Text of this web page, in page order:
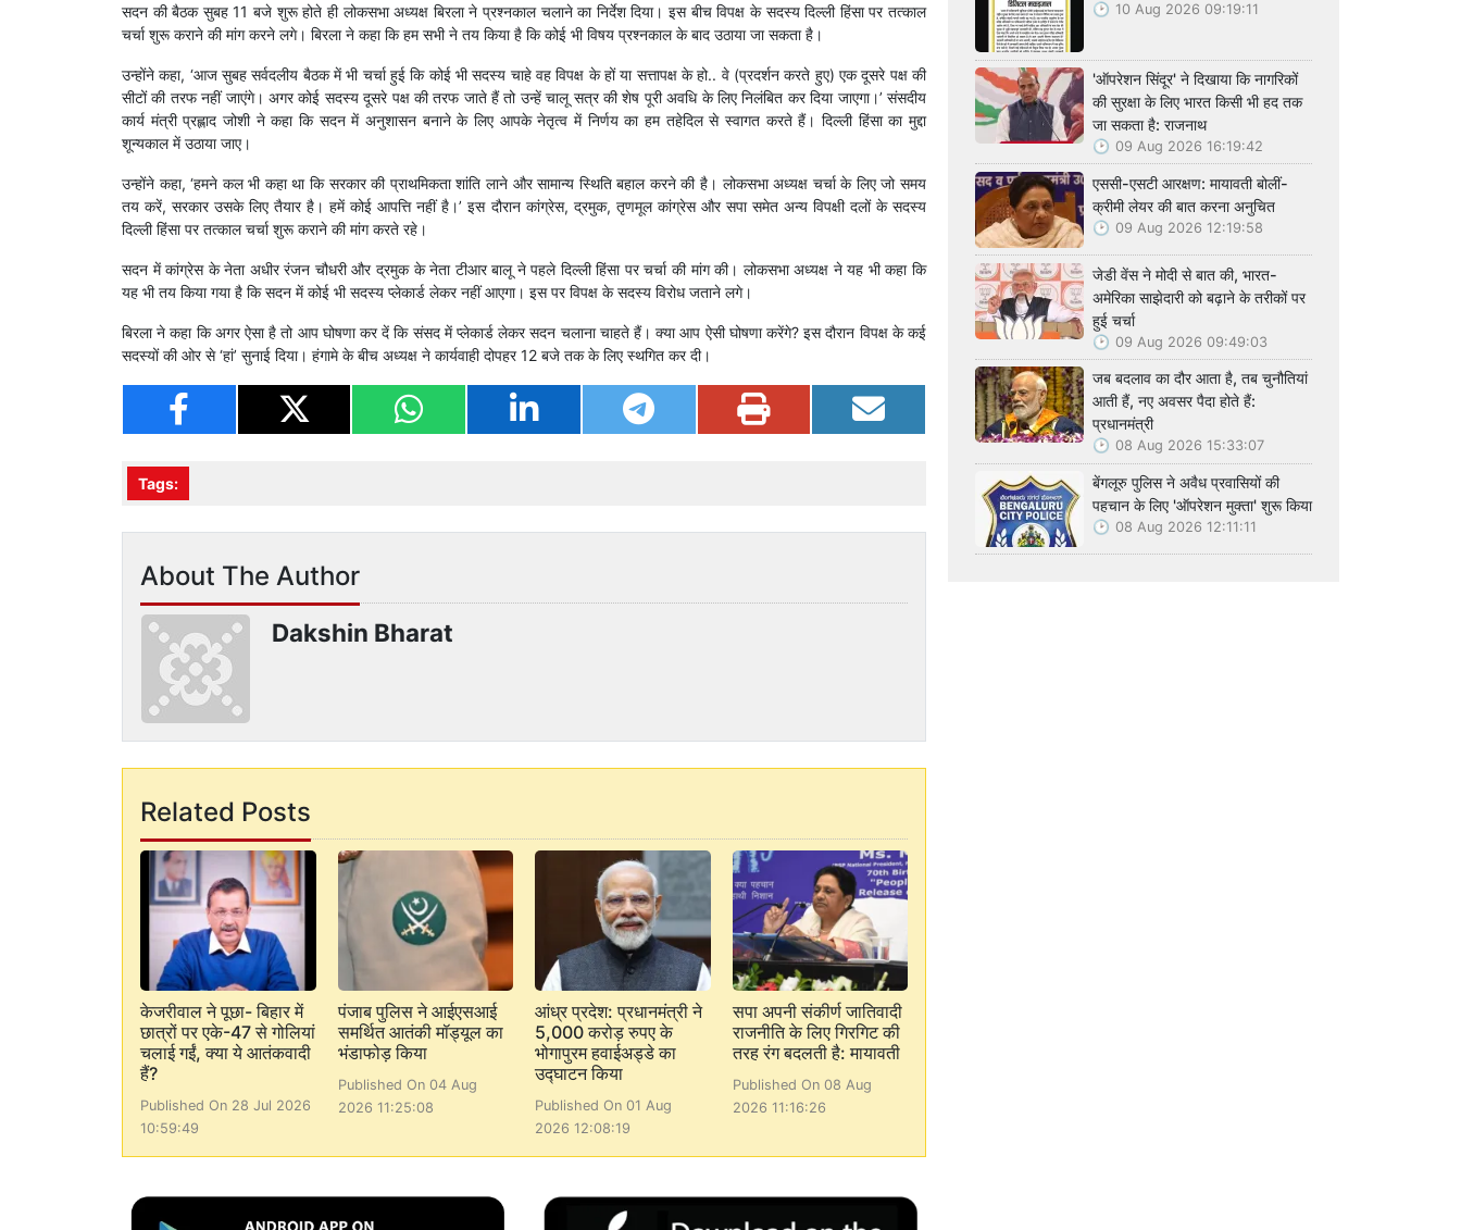
सदन की बैठक सुबह 11 बजे शुरू होते ही लोकसभा अध्यक्ष बिरला ने प्रश्नकाल चलाने का निर्देश दिया। इस बीच विपक्ष के सदस्य दिल्ली हिंसा पर तत्काल
चर्चा शुरू कराने की मांग करने लगे। बिरला ने कहा कि हम सभी ने तय किया है कि कोई भी विषय प्रश्नकाल के बाद उठाया जा सकता है।
उन्होंने कहा, ‘आज सुबह सर्वदलीय बैठक में भी चर्चा हुई कि कोई भी सदस्य चाहे वह विपक्ष के हों या सत्तापक्ष के हो.. वे (प्रदर्शन करते हुए) एक दूसरे पक्ष की
सीटों की तरफ नहीं जाएंगे। अगर कोई सदस्य दूसरे पक्ष की तरफ जाते हैं तो उन्हें चालू सत्र की शेष पूरी अवधि के लिए निलंबित कर दिया जाएगा।’ संसदीय
कार्य मंत्री प्रह्लाद जोशी ने कहा कि सदन में अनुशासन बनाने के लिए आपके नेतृत्व में निर्णय का हम तहेदिल से स्वागत करते हैं। दिल्ली हिंसा का मुद्दा
शून्यकाल में उठाया जाए।
उन्होंने कहा, ‘हमने कल भी कहा था कि सरकार की प्राथमिकता शांति लाने और सामान्य स्थिति बहाल करने की है। लोकसभा अध्यक्ष चर्चा के लिए जो समय
तय करें, सरकार उसके लिए तैयार है। हमें कोई आपत्ति नहीं है।’ इस दौरान कांग्रेस, द्रमुक, तृणमूल कांग्रेस और सपा समेत अन्य विपक्षी दलों के सदस्य
दिल्ली हिंसा पर तत्काल चर्चा शुरू कराने की मांग करते रहे।
सदन में कांग्रेस के नेता अधीर रंजन चौधरी और द्रमुक के नेता टीआर बालू ने पहले दिल्ली हिंसा पर चर्चा की मांग की। लोकसभा अध्यक्ष ने यह भी कहा कि
यह भी तय किया गया है कि सदन में कोई भी सदस्य प्लेकार्ड लेकर नहीं आएगा। इस पर विपक्ष के सदस्य विरोध जताने लगे।
बिरला ने कहा कि अगर ऐसा है तो आप घोषणा कर दें कि संसद में प्लेकार्ड लेकर सदन चलाना चाहते हैं। क्या आप ऐसी घोषणा करेंगे? इस दौरान विपक्ष के कई
सदस्यों की ओर से ‘हां’ सुनाई दिया। हंगामे के बीच अध्यक्ष ने कार्यवाही दोपहर 12 बजे तक के लिए स्थगित कर दी।
Tags:
About The Author
Dakshin Bharat
Related Posts
केजरीवाल ने पूछा- बिहार में
छात्रों पर एके-47 से गोलियां
चलाई गईं, क्या ये आतंकवादी
हैं?
Published On 28 Jul 2026
10:59:49
पंजाब पुलिस ने आईएसआई
समर्थित आतंकी मॉड्यूल का
भंडाफोड़ किया
Published On 04 Aug
2026 11:25:08
आंध्र प्रदेश: प्रधानमंत्री ने
5,000 करोड़ रुपए के
भोगापुरम हवाईअड्डे का
उद्घाटन किया
Published On 01 Aug
2026 12:08:19
सपा अपनी संकीर्ण जातिवादी
राजनीति के लिए गिरगिट की
तरह रंग बदलती है: मायावती
Published On 08 Aug
2026 11:16:26
10 Aug 2026 09:19:11
'ऑपरेशन सिंदूर' ने दिखाया कि नागरिकों
की सुरक्षा के लिए भारत किसी भी हद तक
जा सकता है: राजनाथ
09 Aug 2026 16:19:42
एससी-एसटी आरक्षण: मायावती बोलीं-
क्रीमी लेयर की बात करना अनुचित
09 Aug 2026 12:19:58
जेडी वेंस ने मोदी से बात की, भारत-
अमेरिका साझेदारी को बढ़ाने के तरीकों पर
हुई चर्चा
09 Aug 2026 09:49:03
जब बदलाव का दौर आता है, तब चुनौतियां
आती हैं, नए अवसर पैदा होते हैं:
प्रधानमंत्री
08 Aug 2026 15:33:07
बेंगलूरु पुलिस ने अवैध प्रवासियों की
पहचान के लिए 'ऑपरेशन मुक्ता' शुरू किया
08 Aug 2026 12:11:11